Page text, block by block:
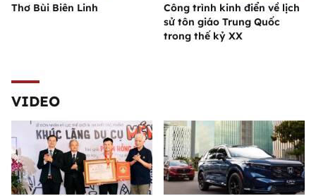
Thơ Bùi Biên Linh
Công trình kinh điển về lịch
sử tôn giáo Trung Quốc
trong thế kỷ XX
VIDEO